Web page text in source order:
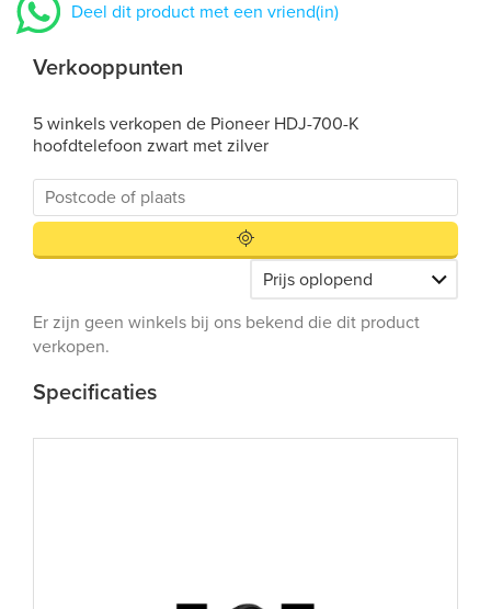
Deel dit product met een vriend(in)
Verkooppunten
5 winkels verkopen de Pioneer HDJ-700-K
hoofdtelefoon zwart met zilver
Er zijn geen winkels bij ons bekend die dit product
verkopen.
Specificaties